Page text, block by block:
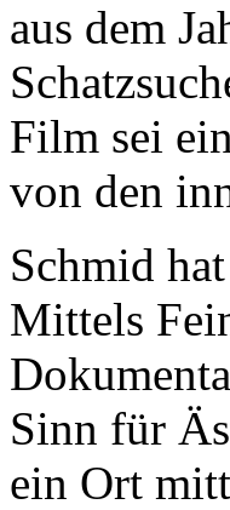
aus dem
Film sei
von den
Schmid
Mittels
Sinn für
ein Ort